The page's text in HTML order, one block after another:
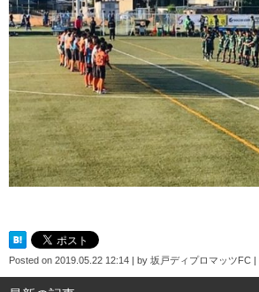
Posted on 2019.05.22 12:14 | by 坂戸ディプロマッツFC |